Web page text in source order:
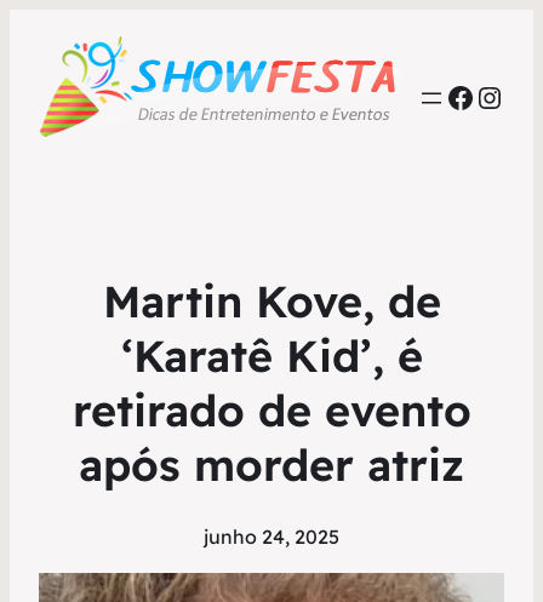
Martin Kove, de
‘Karatê Kid’, é
retirado de evento
após morder atriz
junho 24, 2025